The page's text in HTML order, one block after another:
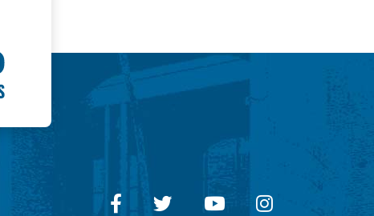
FacebookTwitterYoutubeInstagram